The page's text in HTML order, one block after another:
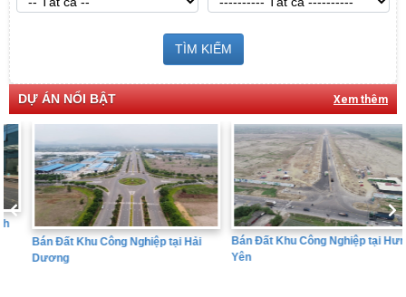
TÌM KIẾM
DỰ ÁN NỔI BẬT Xem thêm
Bán Đất Khu Công Nghiệp tại Hải
Dương
Bán Đất Khu Công Nghiệp tại Hưng